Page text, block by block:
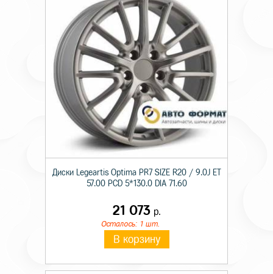
Диски Legeartis Optima PR7 SIZE R20 / 9.0J ET
57.00 PCD 5*130.0 DIA 71.60
21 073р.
Осталось: 1 шт.
В корзину